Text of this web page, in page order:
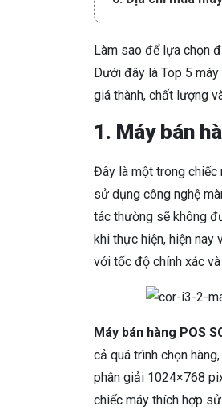
Làm sao để lựa chọn
Dưới đây là Top 5
giá thành, chất lượng
1. Máy bán
Đây là một trong chiếc
sử dụng công nghệ
tác thường sẽ không
khi thực hiện, hiện nay
với tốc độ chính xác
Máy bán hàng POS
cả quá trình chọn
phân giải 1024×768
chiếc máy thích hợp